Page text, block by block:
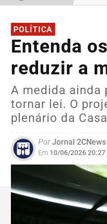
POLÍTICA
Entenda
reduzir a
A medida ainda
tornar lei. O
plenário da
PorJornal 2CNews
Em 10/06/2026 20:27